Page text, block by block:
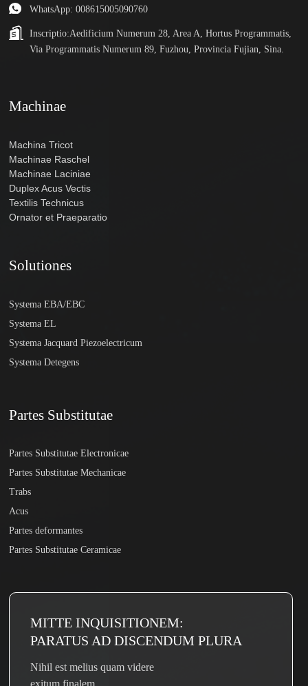
WhatsApp: 008615005090760
Inscriptio:Aedificium Numerum 28, Area A, Hortus Programmatis,
Via Programmatis Numerum 89, Fuzhou, Provincia Fujian, Sina.
Machinae
Machina Tricot
Machinae Raschel
Machinae Laciniae
Duplex Acus Vectis
Textilis Technicus
Ornator et Praeparatio
Solutiones
Systema EBA/EBC
Systema EL
Systema Jacquard Piezoelectricum
Systema Detegens
Partes Substitutae
Partes Substitutae Electronicae
Partes Substitutae Mechanicae
Trabs
Acus
Partes deformantes
Partes Substitutae Ceramicae
MITTE INQUISITIONEM:
PARATUS AD DISCENDUM PLURA
Nihil est melius quam videre